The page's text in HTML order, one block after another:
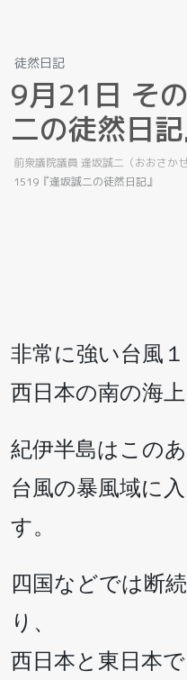
徒然日記
9月21 日 その
二の徒然日記
前衆議院議員 逢坂誠二（おおさかせ
1519『逢坂誠二の徒然日記』
非常に強い台風１
西日本の南の海
紀伊半島はこのあ
台風の暴風域に
す。
四国などでは断
り、
西日本と東日本で